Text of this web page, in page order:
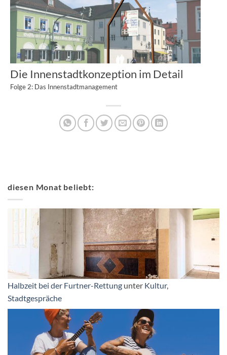
Die Innenstadtkonzeption im Detail
Folge 2: Das Innenstadtmanagement
diesen Monat beliebt:
Halbzeit bei der Furtner-Rettung unter Kultur,
Stadtgespräche